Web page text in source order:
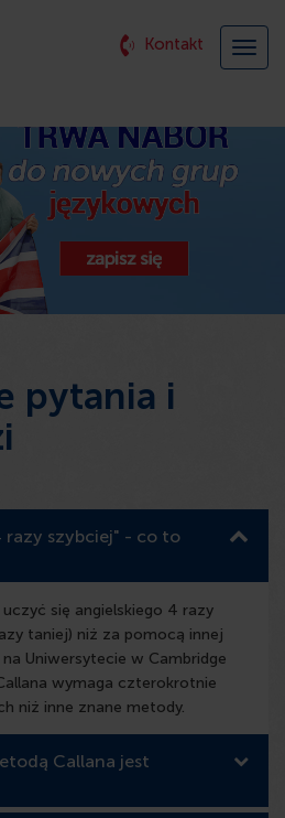
Kontakt
pytania i
razy szybciej" - co to
się angielskiego 4 razy
taniej) niż za pomocą innej
Uniwersytecie w Cambridge
wymaga czterokrotnie
niż inne znane metody.
Callana jest